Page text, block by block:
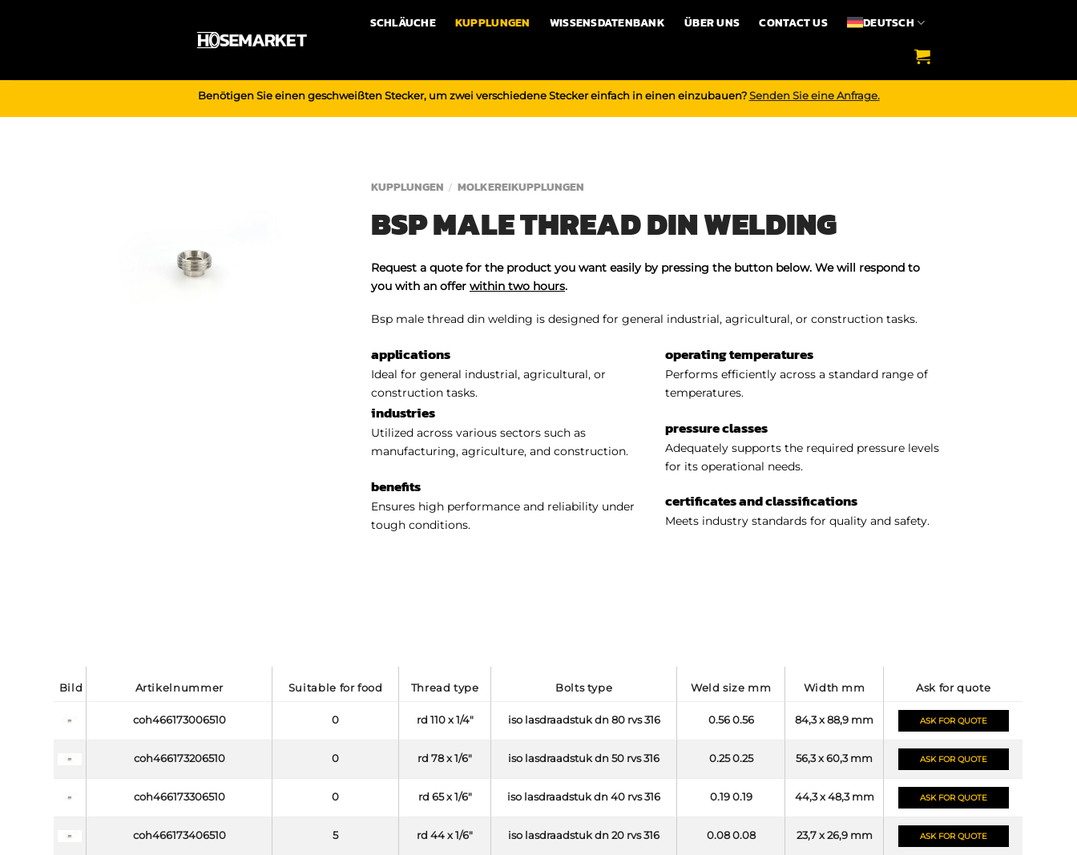
SCHLÄUCHE KUPPLUNGEN WISSENSDATENBANK ÜBER UNS CONTACT US DEUTSCH
Benötigen Sie einen geschweißten Stecker, um zwei verschiedene Stecker einfach in einen einzubauen? Senden Sie eine Anfrage.
KUPPLUNGEN / MOLKEREIKUPPLUNGEN
BSP MALE THREAD DIN WELDING
Request a quote for the product you want easily by pressing the button below. We will respond to
you with an offer within two hours.
Bsp male thread din welding is designed for general industrial, agricultural, or construction tasks.
applications
Ideal for general industrial, agricultural, or
construction tasks.
industries
Utilized across various sectors such as
manufacturing, agriculture, and construction.
benefits
Ensures high performance and reliability under
tough conditions.
operating temperatures
Performs efficiently across a standard range of
temperatures.
pressure classes
Adequately supports the required pressure levels
for its operational needs.
certificates and classifications
Meets industry standards for quality and safety.
bild artikelnummer suitable for food thread type bolts type weld size mm width mm ask for quote
coh466173006510 0 rd 110 x 1/4" iso lasdraadstuk dn 80 rvs 316 0.56 0.56 84,3 x 88,9 mm ASK FOR QUOTE
coh466173206510 0 rd 78 x 1/6" iso lasdraadstuk dn 50 rvs 316 0.25 0.25 56,3 x 60,3 mm ASK FOR QUOTE
coh466173306510 0 rd 65 x 1/6" iso lasdraadstuk dn 40 rvs 316 0.19 0.19 44,3 x 48,3 mm ASK FOR QUOTE
coh466173406510 5 rd 44 x 1/6" iso lasdraadstuk dn 20 rvs 316 0.08 0.08 23,7 x 26,9 mm ASK FOR QUOTE